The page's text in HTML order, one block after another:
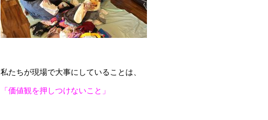
私たちが現場で大事にしていることは、
「価値観を押しつけないこと」